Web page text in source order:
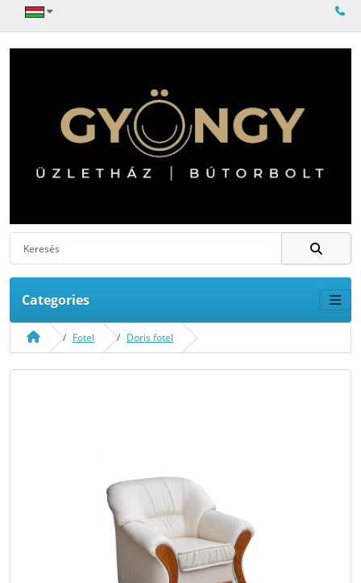
Categories
Fotel Doris fotel